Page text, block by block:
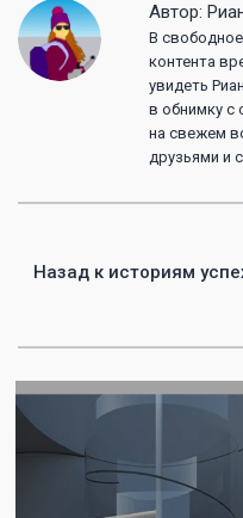
Автор:
В
контента
увидеть
в обнимку с
на свежем
друзьями и
Назад к историям